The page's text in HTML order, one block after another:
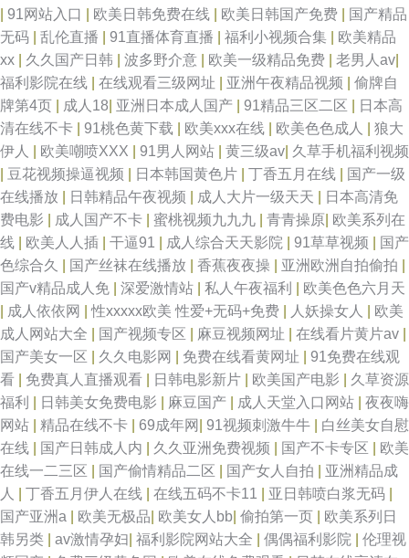
91网站入口 欧美日韩免费在线 欧美日韩国产免费
国产精品
无码
乱伦直播 91直播体育直播 福利小视频合集
欧美精品
xx
久久国产日韩 波多野介意 欧美一级精品免费 老男人av
福利影院在线
在线观看三级网址 亚洲午夜精品视频
偷牌自
牌第4页
成人18 亚洲日本成人国产 91精品三区二区
日本高
清在线不卡
91桃色黄下载 欧美xxx在线 欧美色色成人
狼大
伊人
欧美嘲喷XXX 91男人网站 黄三级av 久草手机福利视频
豆花视频操逼视频 日本韩国黄色片 丁香五月在线
国产一级
在线播放
日韩精品午夜视频 成人大片一级天天
日本高清免
费电影
成人国产不卡 蜜桃视频九九九 青青操原 欧美系列在
线
欧美人人插 干逼91 成人综合天天影院 91草草视频
国产
色综合久
国产丝袜在线播放 香蕉夜夜操 亚洲欧洲自拍偷拍
国产v精品成人免
深爱激情站 私人午夜福利
欧美色色六月天
成人依依网 |性xxxxx欧美 性爱+无码+免费 人妖操女人
欧美
成人网站大全
国产视频专区 麻豆视频网址 在线看片黄片av
国产美女一区
久久电影网 免费在线看黄网址
91免费在线观
看
免费真人直播观看 日韩电影新片 欧美国产电影
久草资源
福利
日韩美女免费电影 麻豆国产 成人天堂入口网站
夜夜嗨
网站
精品在线不卡 69成年网 91视频刺激牛牛
白丝美女自慰
在线
国产日韩成人内 久久亚洲免费视频 国产不卡专区
欧美
在线一二三区
国产偷情精品二区 国产女人自拍
亚洲精品成
人
丁香五月伊人在线 在线五码不卡11 亚日韩喷白浆无码
国产亚洲a
欧美无极品 欧美女人bb 偷拍第一页
欧美系列日
韩另类
av激情孕妇 福利影院网站大全 偶偶福利影院
伦理视